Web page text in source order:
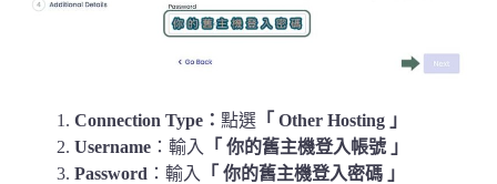
Connection Type： 點選「 Other Hosting 」
Username：輸入
「 你的舊主機登入帳號 」
Password ：輸入
「 你的舊主機登入密碼 」